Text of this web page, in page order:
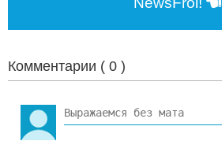
Комментарии ( 0 )